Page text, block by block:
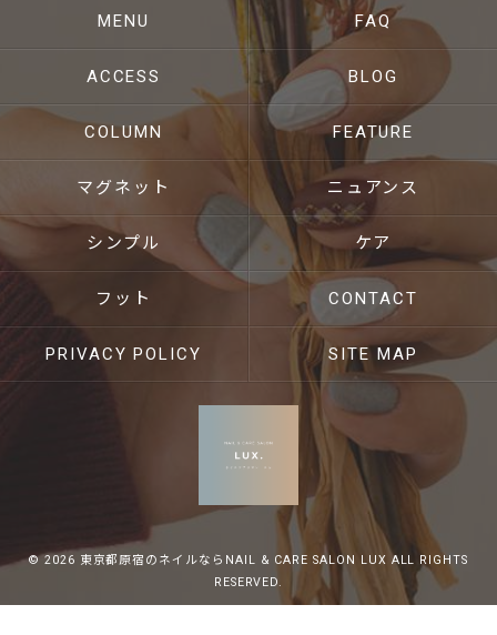
MENU FAQ
ACCESS BLOG
COLUMN FEATURE
マグネット ニュアンス
シンプル ケア
フット CONTACT
PRIVACY POLICY SITE MAP
© 2026 東京都原宿のネイルならNAIL & CARE SALON LUX ALL RIGHTS
RESERVED.